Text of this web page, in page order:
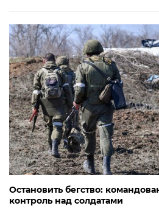
Остановить бегство:
контроль над солдатами